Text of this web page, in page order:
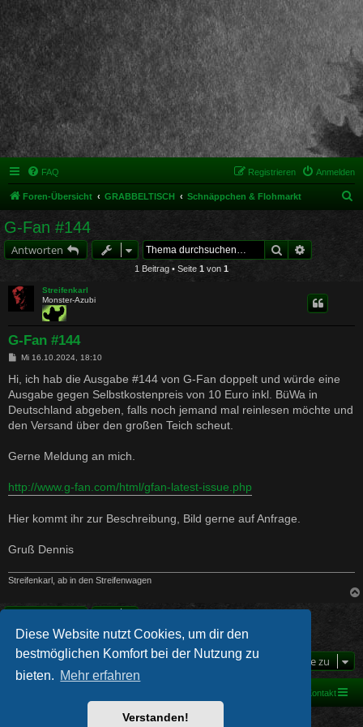
Diese Website nutzt Cookies, um dir den
bestmöglichen Komfort bei der Nutzung zu
bieten. Mehr erfahren
Verstanden!
FAQ Anmelden
Registrieren
Foren-Übersicht GRABBELTISCH Schnäppchen & Flohmarkt
G-Fan #144
Antworten SucheErweiterte
1 Beitrag • Seite 1 von 1
Streifenkarl
Monster-Azubi
G-Fan #144
B
i
t
r
g
Mi 16.10.2024, 18:10
Hi, ich hab die Ausgabe #144 von G-Fan doppelt und würde eine
Ausgabe gegen Selbstkostenpreis von 10 Euro inkl. BüWa in
Deutschland abgeben, falls noch jemand mal reinlesen möchte und
den Versand über den großen Teich scheut.
Gerne Meldung an mich.
http://www.g-fan.com/html/gfan-latest-issue.php
Hier kommt ihr zur Beschreibung, Bild gerne auf Anfrage.
Gruß Dennis
Streifenkarl, ab in den Streifenwagen
1 Beitrag • Seite1von 1
Gehe zu
Kontakt
Powered byphpBB® Forum Software © phpBB Limited